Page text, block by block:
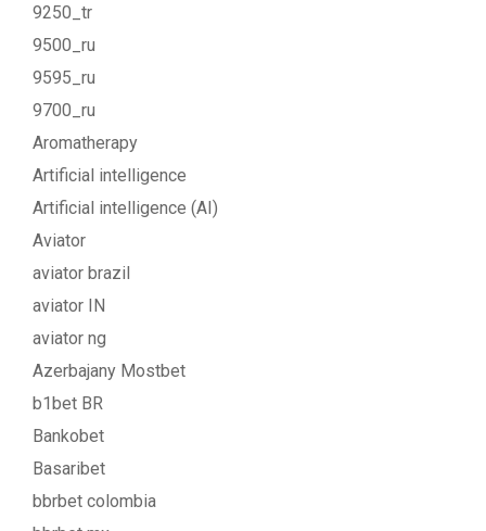
9250_tr
9500_ru
9595_ru
9700_ru
Aromatherapy
Artificial intelligence
Artificial intelligence (AI)
Aviator
aviator brazil
aviator IN
aviator ng
Azerbajany Mostbet
b1bet BR
Bankobet
Basaribet
bbrbet colombia